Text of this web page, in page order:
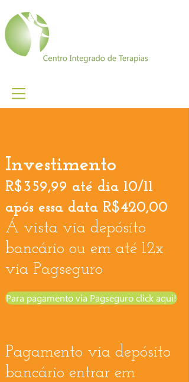
Investimento
R$359,99 até dia 10/11
após essa data R$420,00
Á vista via depósito
bancário ou em até 12x
via Pagseguro
Pagamento via depósito
bancário entrar em
Para pagamento via Pagseguro click aqui!